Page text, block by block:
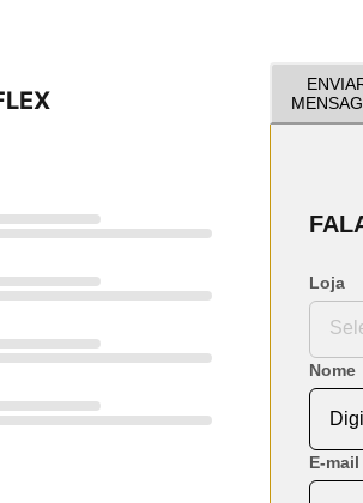
Loja
Nome
E-mail